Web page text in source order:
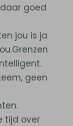
goed
jou is ja
geen
tijd over